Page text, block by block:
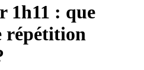
1h11 : que
répétition